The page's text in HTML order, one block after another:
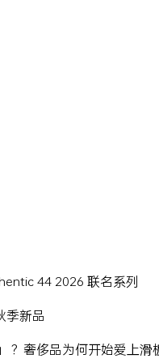
44 2026 联名系列
季新品
？奢侈品为何开始爱上滑